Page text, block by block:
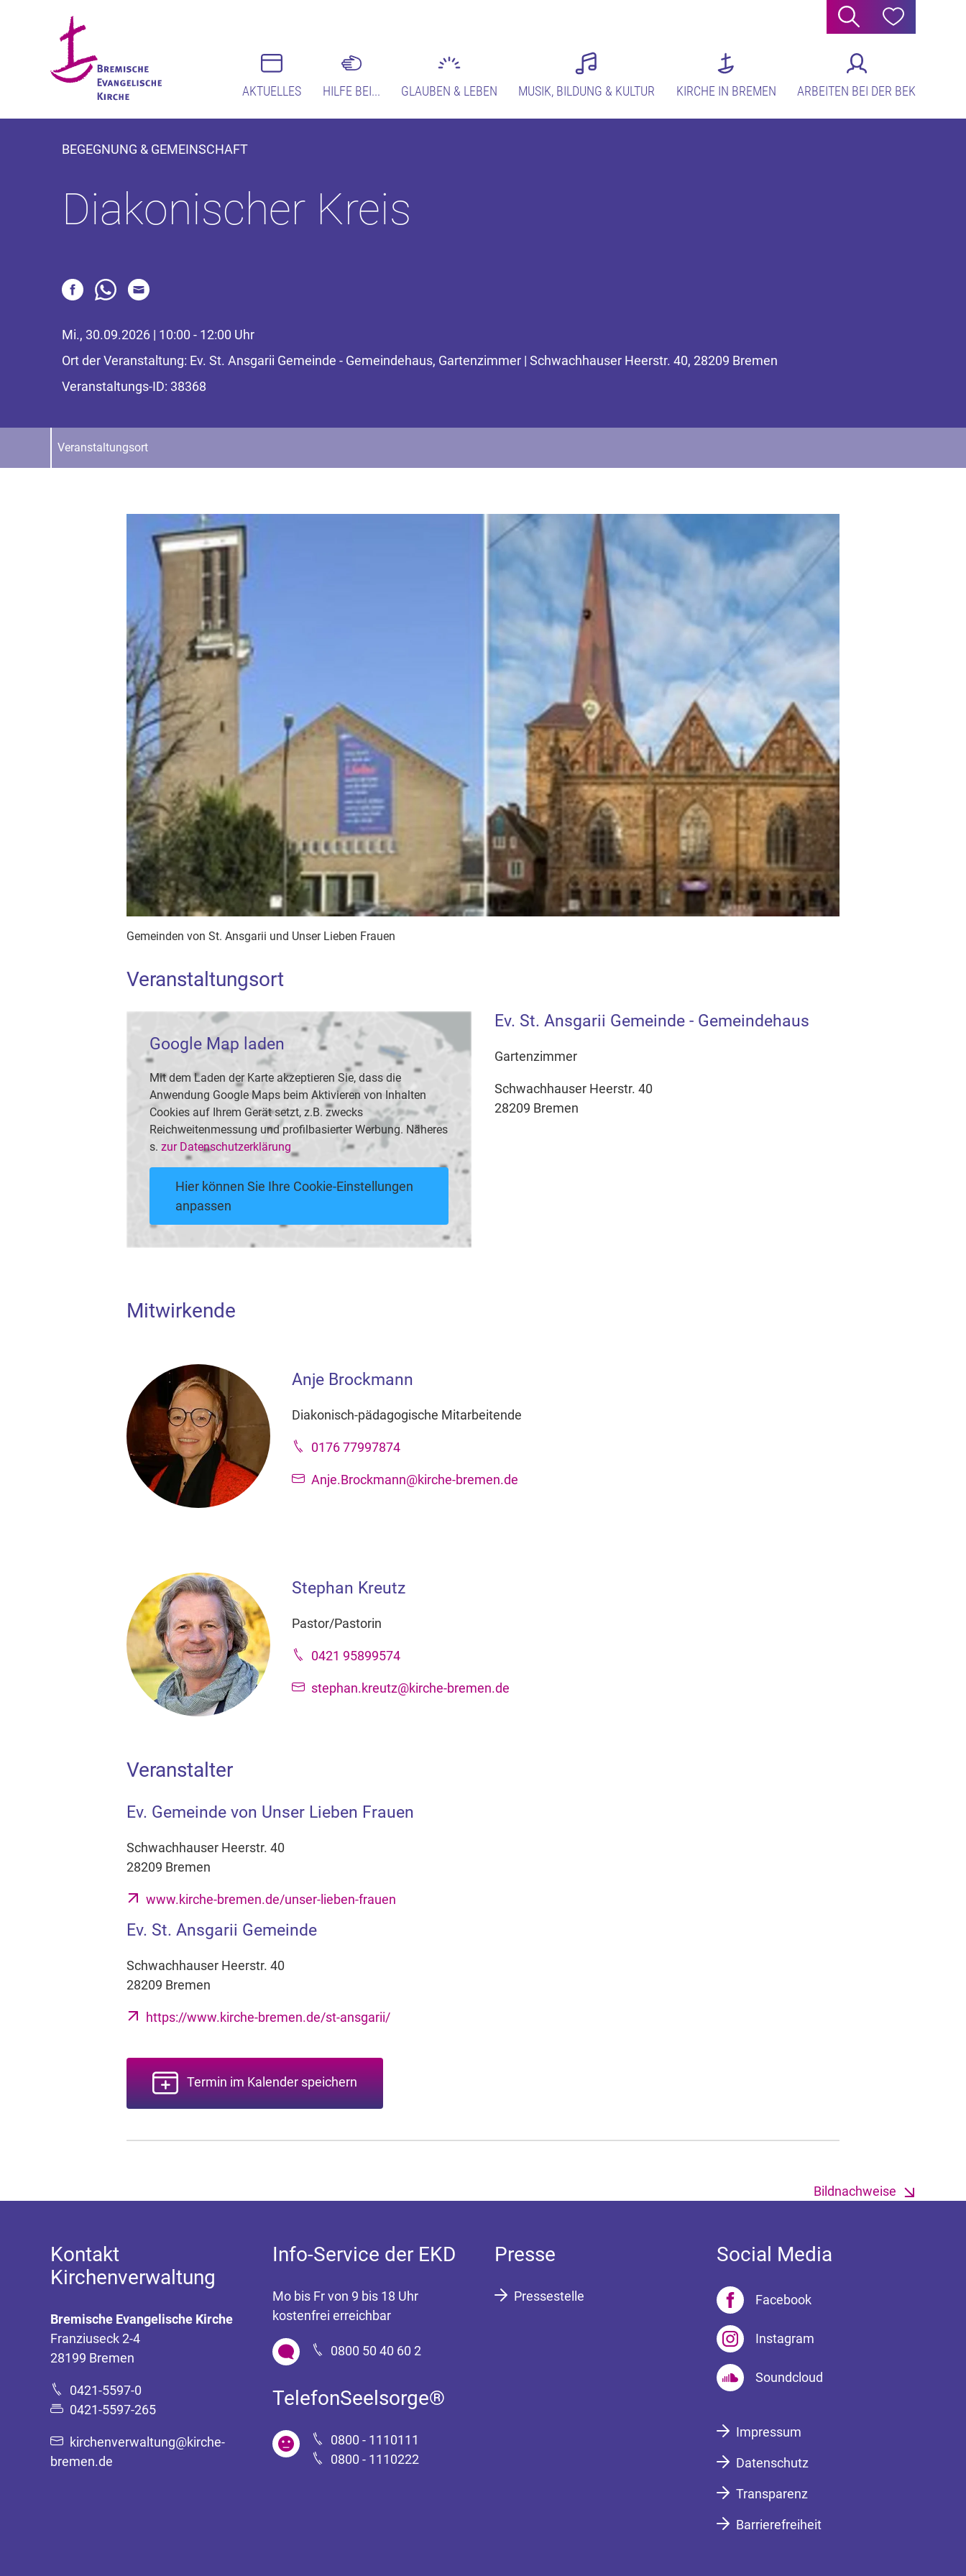
Suche Hilfe
AKTUELLES HILFE BEI... GLAUBEN & LEBEN MUSIK, BILDUNG & KULTUR KIRCHE IN BREMEN ARBEITEN BEI DER BEK
BEGEGNUNG & GEMEINSCHAFT
Diakonischer Kreis
Mi., 30.09.2026 | 10:00 - 12:00 Uhr
Ort der Veranstaltung: Ev. St. Ansgarii Gemeinde - Gemeindehaus, Gartenzimmer | Schwachhauser Heerstr. 40, 28209 Bremen
Veranstaltungs-ID: 38368
Veranstaltungsort
Gemeinden von St. Ansgarii und Unser Lieben Frauen
Veranstaltungsort
Google Map laden
Mit dem Laden der Karte akzeptieren Sie, dass die
Anwendung Google Maps beim Aktivieren von Inhalten
Cookies auf Ihrem Gerät setzt, z.B. zwecks
Reichweitenmessung und profilbasierter Werbung. Näheres
s. zur Datenschutzerklärung
Hier können Sie Ihre Cookie-Einstellungen
anpassen
Ev. St. Ansgarii Gemeinde - Gemeindehaus
Gartenzimmer
Schwachhauser Heerstr. 40
28209 Bremen
Mitwirkende
Anje Brockmann
Diakonisch-pädagogische Mitarbeitende
0176 77997874
Anje.Brockmann@kirche-bremen.de
Stephan Kreutz
Pastor/Pastorin
0421 95899574
stephan.kreutz@kirche-bremen.de
Veranstalter
Ev. Gemeinde von Unser Lieben Frauen
Schwachhauser Heerstr. 40
28209 Bremen
www.kirche-bremen.de/unser-lieben-frauen
Ev. St. Ansgarii Gemeinde
Schwachhauser Heerstr. 40
28209 Bremen
https://www.kirche-bremen.de/st-ansgarii/
Termin im Kalender speichern
Bildnachweise
Kontakt
Kirchenverwaltung
Bremische Evangelische Kirche
Franziuseck 2-4
28199 Bremen
0421-5597-0
0421-5597-265
kirchenverwaltung@kirche-
bremen.de
Info-Service der EKD
Mo bis Fr von 9 bis 18 Uhr
kostenfrei erreichbar
0800 50 40 60 2
TelefonSeelsorge®
0800 - 1110111
0800 - 1110222
Presse
Pressestelle
Social Media
Facebook
Instagram
Soundcloud
Impressum
Datenschutz
Transparenz
Barrierefreiheit